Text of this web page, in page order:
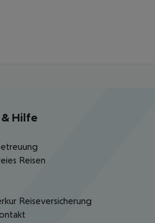
& Hilfe
Reisen
Reiseversicherung